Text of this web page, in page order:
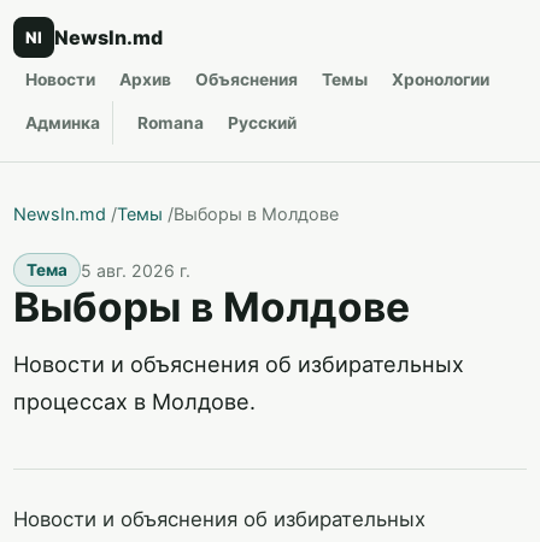
NI NewsIn.md
Новости Архив Объяснения Темы Хронологии
Админка Romana Русский
NewsIn.md /Темы /Выборы в Молдове
Тема 5 авг. 2026 г.
Выборы в Молдове
Новости и объяснения об избирательных
процессах в Молдове.
Новости и объяснения об избирательных